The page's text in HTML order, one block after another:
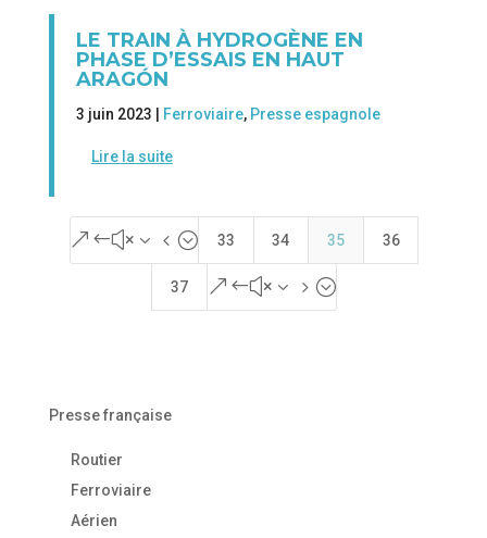
LE TRAIN À HYDROGÈNE EN
PHASE D’ESSAIS EN HAUT
ARAGÓN
3 juin 2023 | Ferroviaire, Presse espagnole
Lire la suite
&#x34; 33 34 35 36
37 &#x35;
Presse française
Routier
Ferroviaire
Aérien